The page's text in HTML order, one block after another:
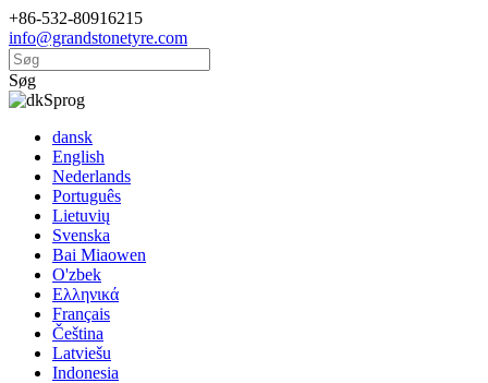
+86-532-80916215
info@grandstonetyre.com
Søg
Sprog
dansk
English
Nederlands
Português
Lietuvių
Svenska
Bai Miaowen
O'zbek
Ελληνικά
Français
Čeština
Latviešu
Indonesia